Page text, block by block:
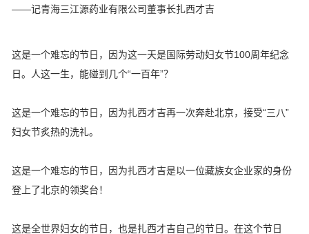
——记青海三江源药业有限公司董事长扎西才吉
这是一个难忘的节日，因为这一天是国际劳动妇女节100周年纪念
日。人这一生，能碰到几个“一百年”？
这是一个难忘的节日，因为扎西才吉再一次奔赴北京，接受“三八”
妇女节炙热的洗礼。
这是一个难忘的节日，因为扎西才吉是以一位藏族女企业家的身份
登上了北京的领奖台！
这是全世界妇女的节日，也是扎西才吉自己的节日。在这个节日